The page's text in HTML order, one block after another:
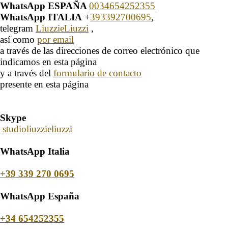
WhatsApp ESPAÑA0034654252355
WhatsApp ITALIA +393392700695,
telegram LiuzzieLiuzzi ,
así como por email
a través de las direcciones de correo electrónico que
indicamos en esta página
y a través del formulario de contacto
presente en esta página
Skype
studioliuzzieliuzzi
WhatsApp Italia
+39 339 270 0695
WhatsApp España
+34 654252355